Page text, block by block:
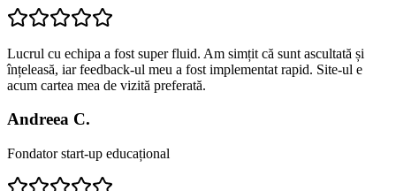
Lucrul cu echipa a fost super fluid. Am simțit că sunt ascultată și
înțeleasă, iar feedback-ul meu a fost implementat rapid. Site-ul e
acum cartea mea de vizită preferată.
Andreea C.
Fondator start-up educațional